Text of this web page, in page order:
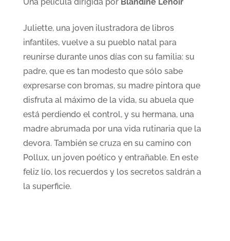
Juliette, una joven ilustradora de libros
infantiles, vuelve a su pueblo natal para
reunirse durante unos días con su familia: su
padre, que es tan modesto que sólo sabe
expresarse con bromas, su madre pintora que
disfruta al máximo de la vida, su abuela que
está perdiendo el control, y su hermana, una
madre abrumada por una vida rutinaria que la
devora. También se cruza en su camino con
Pollux, un joven poético y entrañable. En este
feliz lío, los recuerdos y los secretos saldrán a
la superficie.